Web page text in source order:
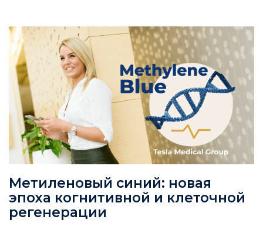
Метиленовый синий: новая
эпоха когнитивной и клеточной
регенерации